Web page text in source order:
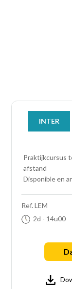
INTER
Praktijkcursus
afstand
Disponible en
Ref. LEM
2d - 14u00